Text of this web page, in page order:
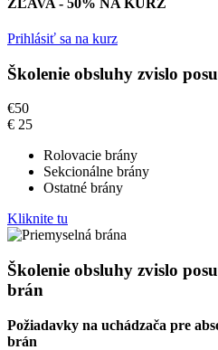
Prihlásiť sa na kurz
Školenie obsluhy zvislo
€50
€ 25
Rolovacie brány
Sekcionálne brány
Ostatné brány
Kliknite tu
Školenie obsluhy zvislo
brán
Požiadavky na uchádzača pre
brán